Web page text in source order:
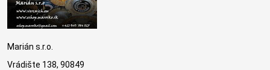
Marián s.r.o.
Vrádište 138, 90849